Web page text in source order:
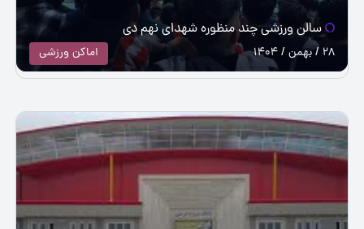
سالن ورزشی چند منظوره شهدای نهم دی
اماکن ورزشی 28 / بهمن / 1404